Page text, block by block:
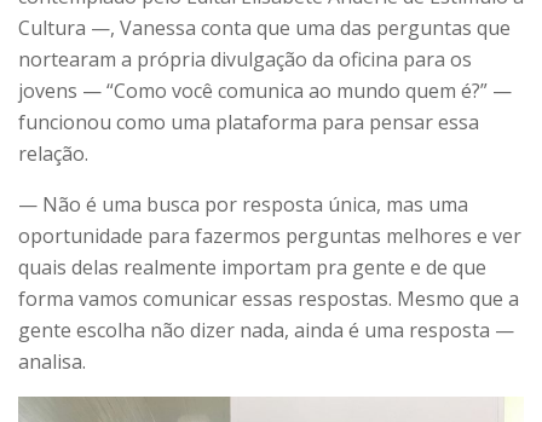
Cultura —, Vanessa conta que uma das perguntas que
nortearam a própria divulgação da oficina para os
jovens — “Como você comunica ao mundo quem é?” —
funcionou como uma plataforma para pensar essa
relação.
— Não é uma busca por resposta única, mas uma
oportunidade para fazermos perguntas melhores e ver
quais delas realmente importam pra gente e de que
forma vamos comunicar essas respostas. Mesmo que a
gente escolha não dizer nada, ainda é uma resposta —
analisa.